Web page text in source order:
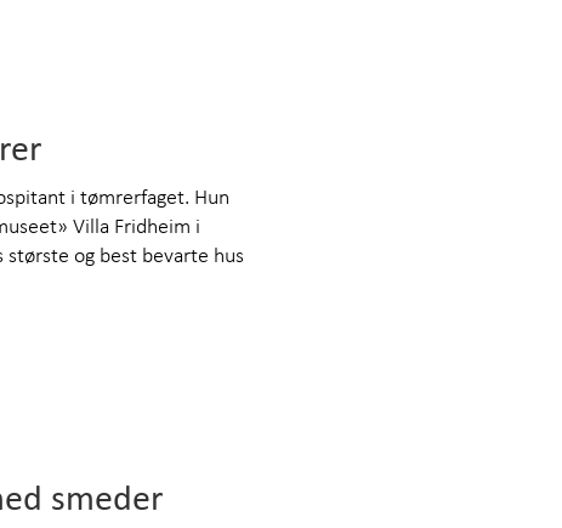
i tømrerfaget. Hun
Villa Fridheim i
største og best bevarte hus
smeder